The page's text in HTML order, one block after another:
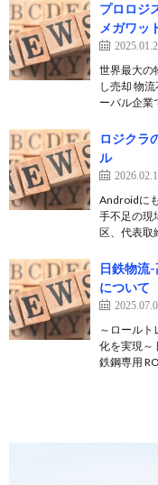
プロロジ
メガワッ
世界最大の
し売却 物
ーバル企業
ロジクラ
ル
Androidに
手不足の現
区、代表取
日鉄物流
について
～ロール
化を実現～
鉄鋼専用